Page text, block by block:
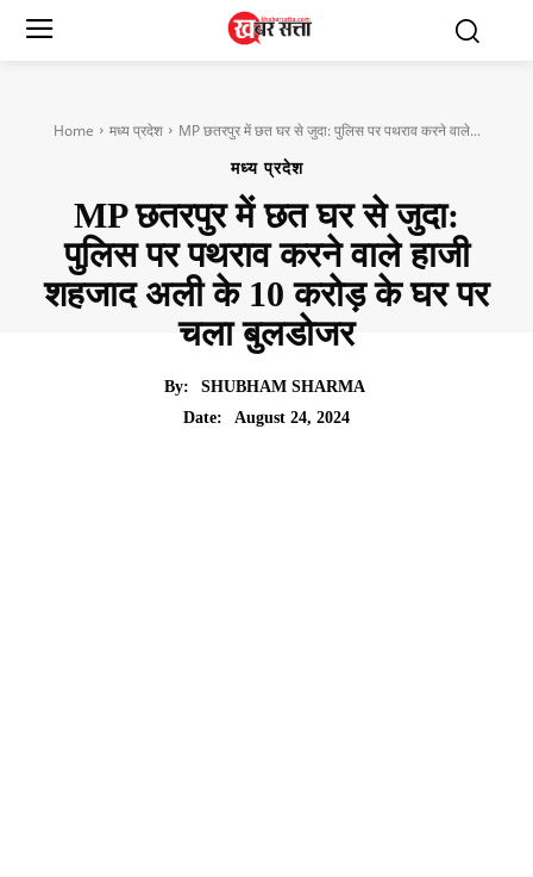
Home मध्य प्रदेश MP छतरपुर में छत घर से जुदा: पुलिस पर पथराव करने वाले...
मध्य प्रदेश
MP छतरपुर में छत घर से जुदा:
पुलिस पर पथराव करने वाले हाजी
शहजाद अली के 10 करोड़ के घर पर
चला बुलडोजर
By:
SHUBHAM SHARMA
Date:
August 24, 2024